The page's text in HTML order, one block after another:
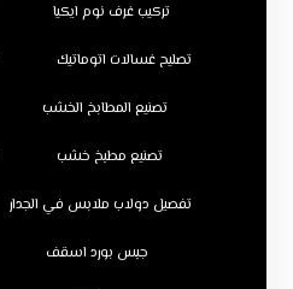
تركيب غرف نوم ايكيا
تصليح غسالات اتوماتيك
تصنيع المطابخ الخشب
تصنيع مطبخ خشب
تفصيل دولاب ملابس في الجدار
جبس بورد اسقف